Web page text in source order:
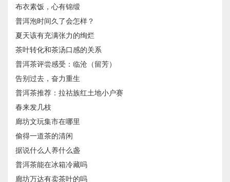
布衣素饭，心有锦缎
普洱泡时间久了会怎样？
夏天该有充满张力的绚烂
茶叶转化和茶汤口感的关系
普洱茶评尝感受：临沧（留芳）
告别过去，奋力重生
普洱茶推荐：拉祜族红土地小户赛
春来发几枝
廊坊文玩集市在哪里
偷得一道茶的清闲
据说什么人养什么盏
普洱茶能在冰箱冷藏吗
廊坊万达有卖茶叶的吗